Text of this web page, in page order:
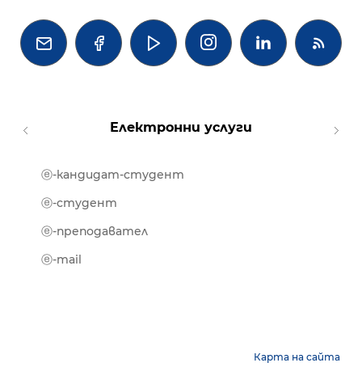
   
Електронни услуги
ⓔ-кандидат-студент
ⓔ-студент
ⓔ-преподавател
ⓔ-mail
Карта на сайта